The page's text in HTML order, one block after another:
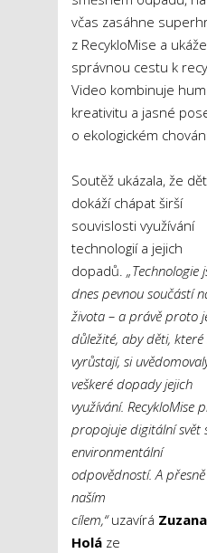
včas zasáhne
z RecykloMise a ukáže
správnou cestu k
Video kombinuje
kreativitu a jasné
o ekologickém
Soutěž ukázala, že
dokáží chápat širší
souvislosti využívání
technologií a jejich
dopadů. „Technologie
dnes pevnou součástí
života – a právě proto
důležité, aby děti,
vyrůstají, si
veškeré dopady jejich
využívání. RecykloMise
propojuje digitální svět
environmentální
odpovědností. A
naším
cílem,“uzavírá Zuzana
Holá ze